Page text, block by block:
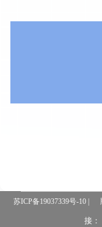
苏ICP备19037339号-10 |
接：